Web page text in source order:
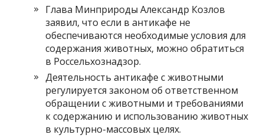
Глава Минприроды Александр Козлов
заявил, что если в антикафе не
обеспечиваются необходимые условия для
содержания животных, можно обратиться
в Россельхознадзор.
Деятельность антикафе с животными
регулируется законом об ответственном
обращении с животными и требованиями
к содержанию и использованию животных
в культурно-массовых целях.